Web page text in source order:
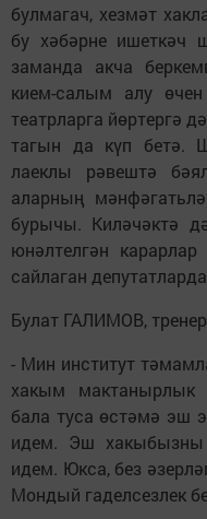
булмагач, хезмәт
бу хәбәрне ишеткәч
заманда акча
кием-салым алу өчен
театрларга йөртергә
тагын да күп бетә.
лаеклы рәвештә
аларның
бурычы. Киләчәктә
юнәлтелгән
сайлаган
Булат ГАЛИМОВ,
- Мин институт
хакым мактанырлык
бала туса өстәмә эш
идем. Эш хакыбызны
идем. Юкса, без
Мондый гаделсезлек